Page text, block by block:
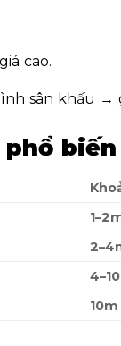
giá cao.
sân khấu →
biến